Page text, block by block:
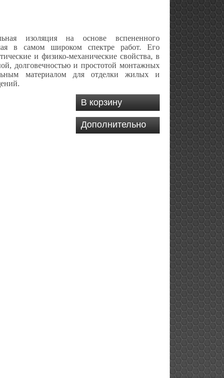
изоляция на основе вспененного
в самом широком спектре работ. Его
и физико-механические свойства, в
долговечностью и простотой монтажных
материалом для отделки жилых и
Дополнительно